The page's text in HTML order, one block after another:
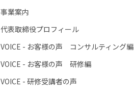
事業案内
代表取締役プロフィール
VOICE - お客様の声 コンサルティング編
VOICE - お客様の声 研修編
VOICE - 研修受講者の声